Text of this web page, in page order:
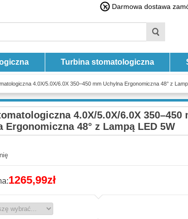
Darmowa dostawa
Turbina stomatologiczna
4.0X/5.0X/6.0X 350–450 mm Uchylna Ergonomiczna 48° z
4.0X/5.0X/6.0X 350–450
Ergonomiczna 48° z Lampą LED 5W
1265,99zł